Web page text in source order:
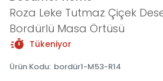
Roza Leke Tutmaz Çiçek
Bordürlü Masa Örtüsü
Tükeniyor
Ürün Kodu: bordür1-M53-R14